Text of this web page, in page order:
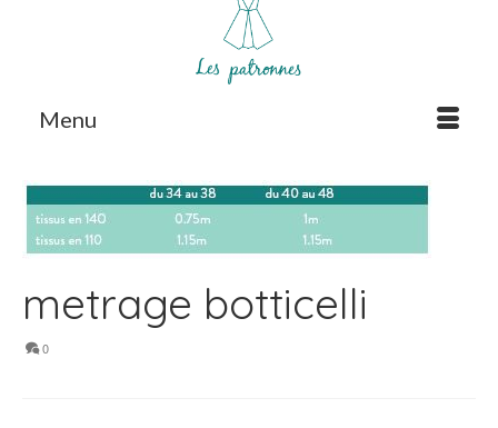
Menu
metrage botticelli
0